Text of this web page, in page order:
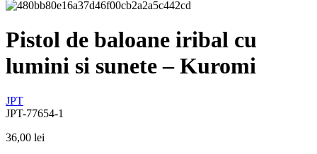
Pistol de baloane iribal cu
lumini si sunete – Kuromi
JPT
JPT-77654-1
36,00 lei